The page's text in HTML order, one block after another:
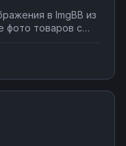
в ImgBB из
фото товаров с
или мессенджеры.
через